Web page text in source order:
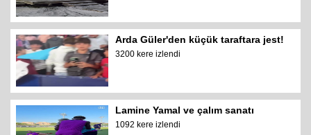
Arda Güler'den küçük taraftara jest!
3200 kere izlendi
Lamine Yamal ve çalım sanatı
1092 kere izlendi